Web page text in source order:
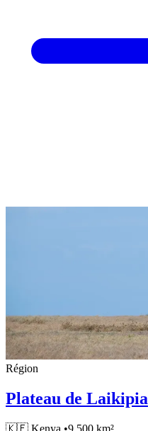
Région
Plateau de Laikipia
🇰🇪 Kenya •9,500 km²